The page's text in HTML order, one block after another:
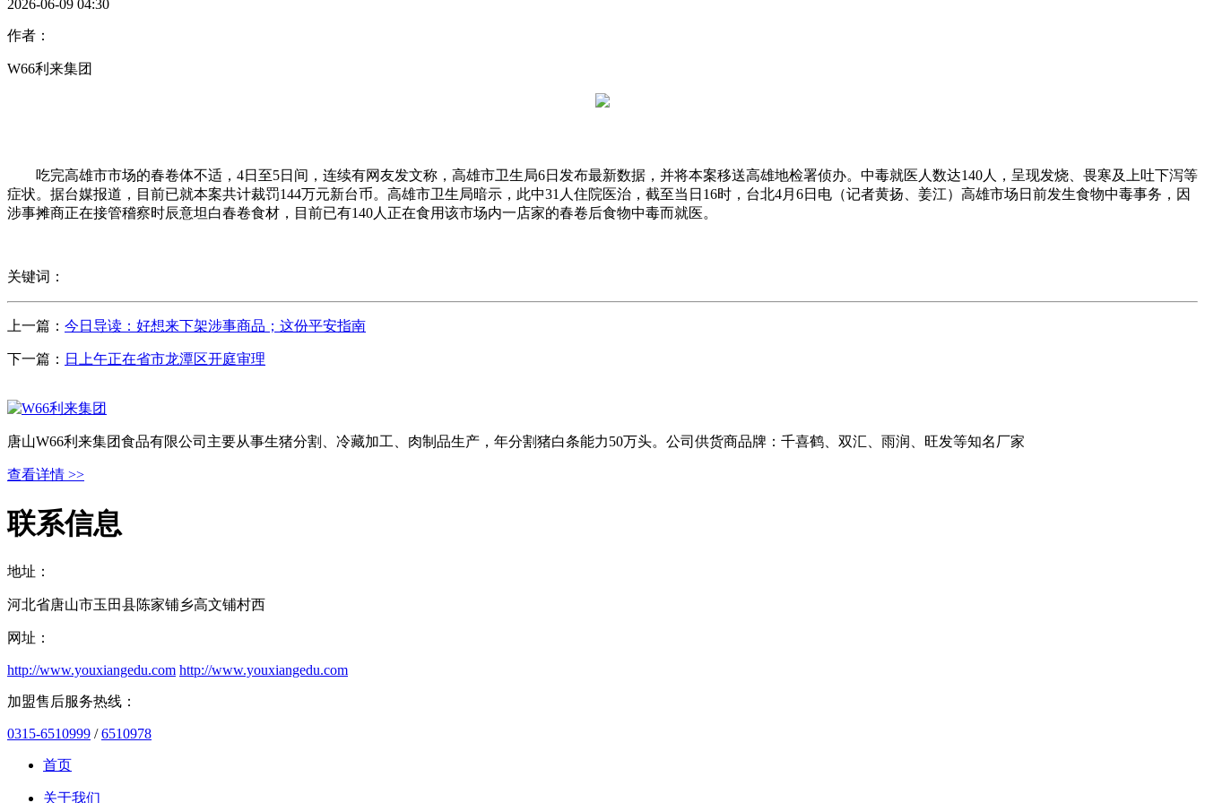
2026-06-09 04:30
作者：
W66利来集团
吃完高雄市市场的春卷体不适，4日至5日间，连续有网友发文称，高雄市卫生局6日发布最新数据，并将本案移送高雄地检署侦办。中毒就医人数达140人，呈现发烧、畏寒及上吐下泻等
症状。据台媒报道，目前已就本案共计裁罚144万元新台币。高雄市卫生局暗示，此中31人住院医治，截至当日16时，台北4月6日电（记者黄扬、姜江）高雄市场日前发生食物中毒事务，因
涉事摊商正在接管稽察时辰意坦白春卷食材，目前已有140人正在食用该市场内一店家的春卷后食物中毒而就医。
关键词：
上一篇： 今日导读：好想来下架涉事商品；这份平安指南
下一篇： 日上午正在省市龙潭区开庭审理
唐山W66利来集团食品有限公司主要从事生猪分割、冷藏加工、肉制品生产，年分割猪白条能力50万头。公司供货商品牌：千喜鹤、双汇、雨润、旺发等知名厂家
查看详情 >>
联系信息
地址：
河北省唐山市玉田县陈家铺乡高文铺村西
网址：
http://www.youxiangedu.com http://www.youxiangedu.com
加盟售后服务热线：
0315-6510999 /6510978
首页
关于我们